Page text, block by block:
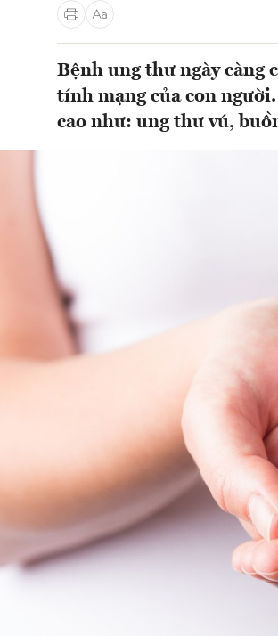
Bệnh ung thư ngày càng
tính mạng của con
cao như: ung thư vú,